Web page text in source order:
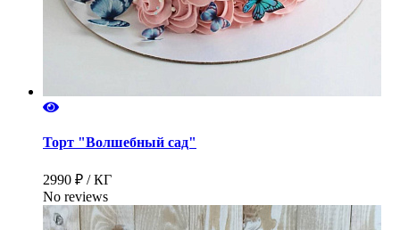
Торт "Волшебный сад"
2990 ₽ / КГ
No reviews